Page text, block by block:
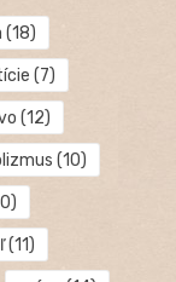
(18)
(7)
(12)
(10)
(11)